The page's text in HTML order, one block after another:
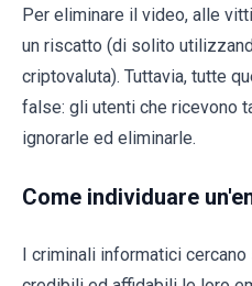
Per eliminare il video, alle
un riscatto (di solito
criptovaluta). Tuttavia, tutte
false: gli utenti che ricevono
ignorarle ed eliminarle.
Come individuare
I criminali informatici